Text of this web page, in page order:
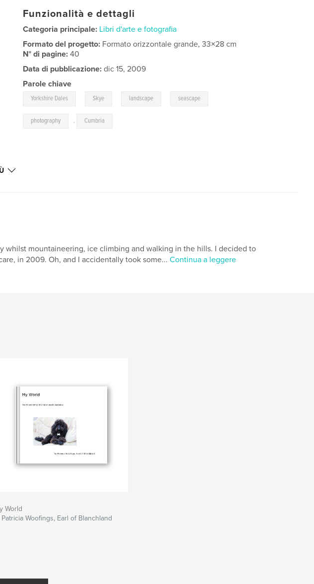
Funzionalità e dettagli
Categoria principale: Libri d'arte e fotografia
Formato del progetto: Formato orizzontale grande, 33×28 cm
N° di pagine:40
Data di pubblicazione: dic 15, 2009
Parole chiave
Yorkshire Dales Skye landscape seascape
photography , Cumbria
whilst mountaineering, ice climbing and walking in the hills. I decided to
in 2009. Oh, and I accidentally took some... Continua a leggere
World
Woofings, Earl of Blanchland